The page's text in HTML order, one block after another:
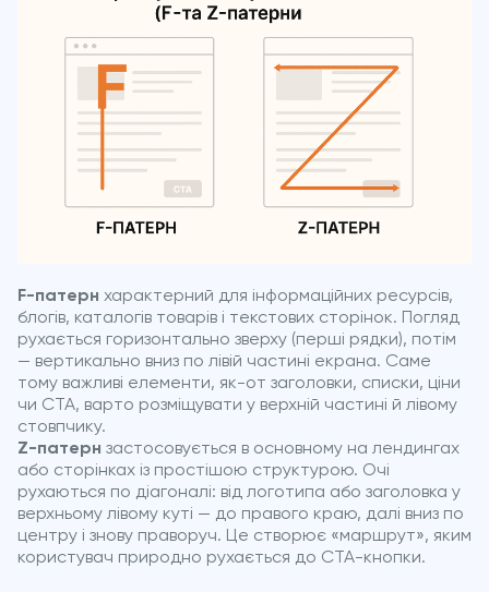
F-патерн характерний для інформаційних ресурсів,
блогів, каталогів товарів і текстових сторінок. Погляд
рухається горизонтально зверху (перші рядки), потім
— вертикально вниз по лівій частині екрана. Саме
тому важливі елементи, як-от заголовки, списки, ціни
чи CTA, варто розміщувати у верхній частині й лівому
стовпчику.
Z-патерн застосовується в основному на лендингах
або сторінках із простішою структурою. Очі
рухаються по діагоналі: від логотипа або заголовка у
верхньому лівому куті — до правого краю, далі вниз по
центру і знову праворуч. Це створює «маршрут», яким
користувач природно рухається до CTA-кнопки.